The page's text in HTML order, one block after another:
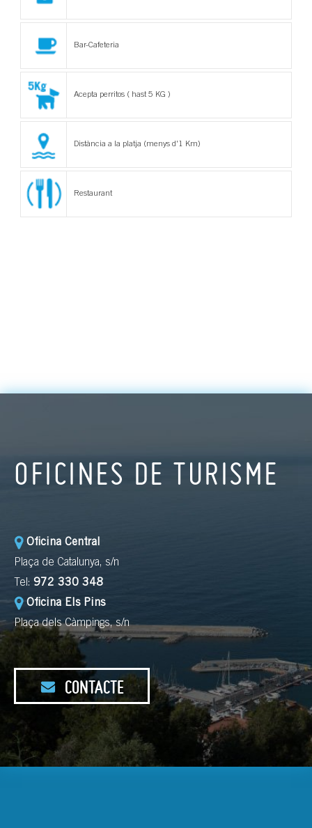
Bar-Cafeteria
Acepta perritos ( hast 5 KG )
Distància a la platja (menys d'1 Km)
Restaurant
OFICINES DE TURISME
Oficina Central
Plaça de Catalunya, s/n
Tel: 972 330 348
Oficina Els Pins
Plaça dels Càmpings, s/n
CONTACTE